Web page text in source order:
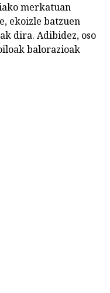
merkatuan
ekoizle batzuen
dira. Adibidez, oso
balorazioak